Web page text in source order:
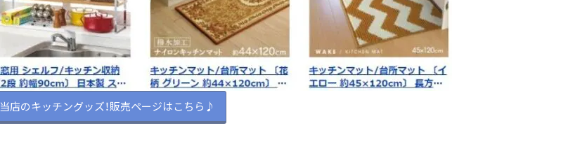
当店のキッチングッズ！販売ページはこちら♪